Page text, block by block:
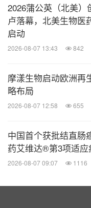
2026蒲公英（北美）
卢落幕，北美生物医
启动
2026-08-07 13:43 842
摩漾生物启动欧洲再
略布局
2026-08-07 12:58 655
中国首个获批结直肠
药艾维达®第3项适应
2026-08-07 09:07 1116